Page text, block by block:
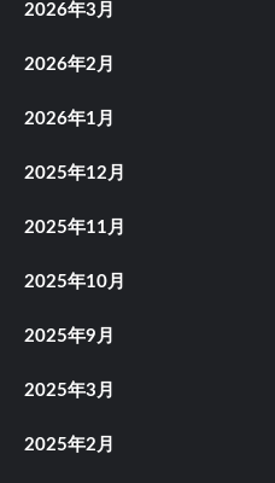
2026年3月
2026年2月
2026年1月
2025年12月
2025年11月
2025年10月
2025年9月
2025年3月
2025年2月